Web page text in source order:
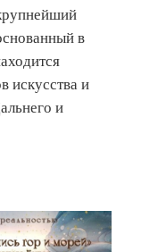
в
искусства и
и